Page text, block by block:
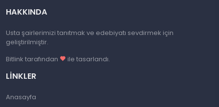
HAKKINDA
Usta şairlerimizi tanıtmak ve edebiyatı sevdirmek için
geliştirilmiştir.
Bitlink tarafından
ile tasarlandı.
LINKLER
Anasayfa